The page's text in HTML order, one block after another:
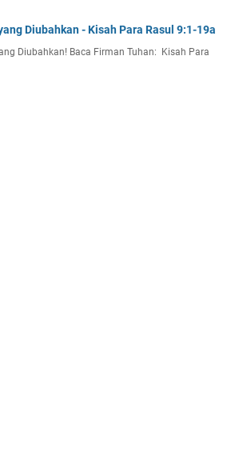
Diubahkan - Kisah Para Rasul 9:1-19a
Diubahkan! Baca Firman Tuhan: Kisah Para